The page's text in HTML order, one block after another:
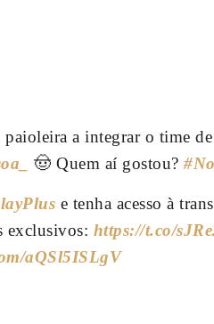
paioleira a integrar o time de
🤠 Quem aí gostou?
e tenha acesso à
exclusivos: https://t.co/
aQSl5ISLgV